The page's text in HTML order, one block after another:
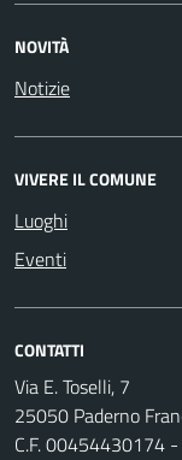
NOVITÀ
Notizie
VIVERE IL COMUNE
Luoghi
Eventi
CONTATTI
Via E. Toselli, 7
25050 Paderno
C.F. 00454430174